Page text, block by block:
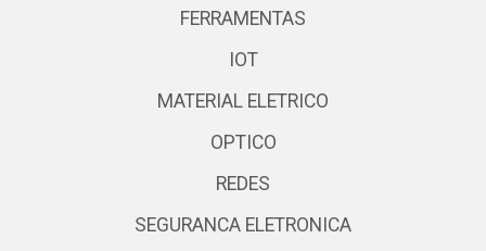
FERRAMENTAS
IOT
MATERIAL ELETRICO
OPTICO
REDES
SEGURANCA ELETRONICA